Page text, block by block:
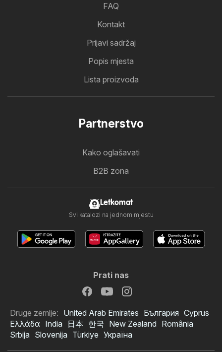
FAQ
Kontakt
Prijavi sadržaj
Popis mjesta
Lista proizvoda
Partnerstvo
Kako oglašavati
B2B zona
Letkomat
Svi katalozi na jednom mjestu
Prati nas
Druge zemlje: United Arab Emirates България Cyprus
Ελλάδα India 日本 한국 New Zealand România
Srbija Slovenija Türkiye Україна